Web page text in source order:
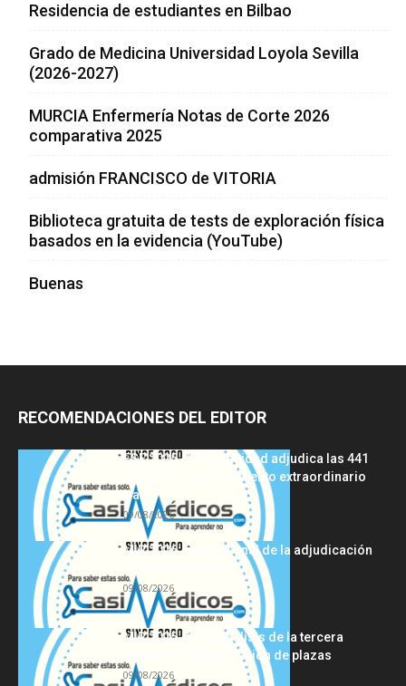
Residencia de estudiantes en Bilbao
Grado de Medicina Universidad Loyola Sevilla
(2026-2027)
MURCIA Enfermería Notas de Corte 2026
comparativa 2025
admisión FRANCISCO de VITORIA
Biblioteca gratuita de tests de exploración física
basados en la evidencia (YouTube)
Buenas
RECOMENDACIONES DEL EDITOR
FSE 2025-2026: Sanidad adjudica las 441
plazas del procedimiento extraordinario
tras...
09/08/2026
MIR 2026: análisis final de la adjudicación
de plazas y claves...
09/08/2026
MIR 2025-2026: análisis de la tercera
semana de adjudicación de plazas
09/08/2026